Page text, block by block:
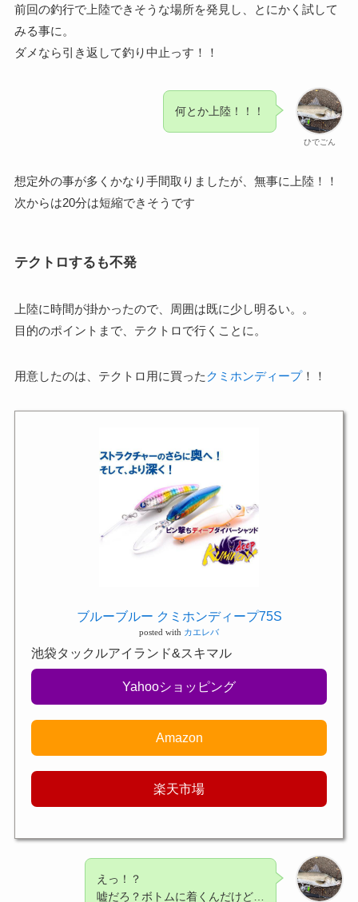
前回の釣行で上陸できそうな場所を発見し、とにかく試して
みる事に。
ダメなら引き返して釣り中止っす！！
ひでごん
何とか上陸！！！
想定外の事が多くかなり手間取りましたが、無事に上陸！！
次からは20分は短縮できそうです
テクトロするも不発
上陸に時間が掛かったので、周囲は既に少し明るい。。
目的のポイントまで、テクトロで行くことに。
用意したのは、テクトロ用に買った クミホンディープ！！
ブルーブルー クミホンディープ75S
posted with カエレバ
池袋タックルアイランド&スキマル
Yahooショッピング
Amazon
楽天市場
えっ！？
嘘だろ？ボトムに着くんだけど…